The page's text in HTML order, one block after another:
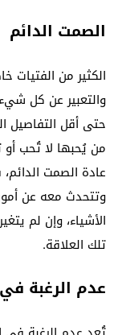
الصمت الدائم
الكثير من الفتيات
والتعبير عن كل
حتى أقل التفاصيل
من يُحبها لا تُحب
عادة الصمت
وتتحدث معه عن
الأشياء، وإن لم
تلك العلاقة.
عدم الرغبة